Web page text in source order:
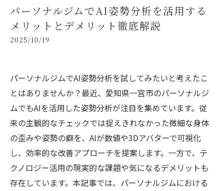
パーソナルジムでAI姿勢分析を活用する
メリットとデメリット徹底解説
2025/10/19
パーソナルジムでAI姿勢分析を試してみたいと考えたこ
とはありませんか？最近、愛知県一宮市のパーソナルジ
ムでもAIを活用した姿勢分析が注目を集めています。従
来の主観的なチェックでは捉えきれなかった微細な身体
の歪みや姿勢の癖を、AIが数値や3Dアバターで可視化
し、効率的な改善アプローチを提案します。一方で、テ
クノロジー活用の現実的な課題や気になるデメリットも
存在しています。本記事では、パーソナルジムにおける